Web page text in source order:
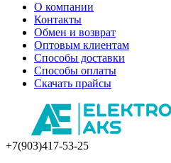
О компании
Контакты
Обмен и возврат
Оптовым клиентам
Способы доставки
Способы оплаты
Скачать прайсы
+7(903)417-53-25